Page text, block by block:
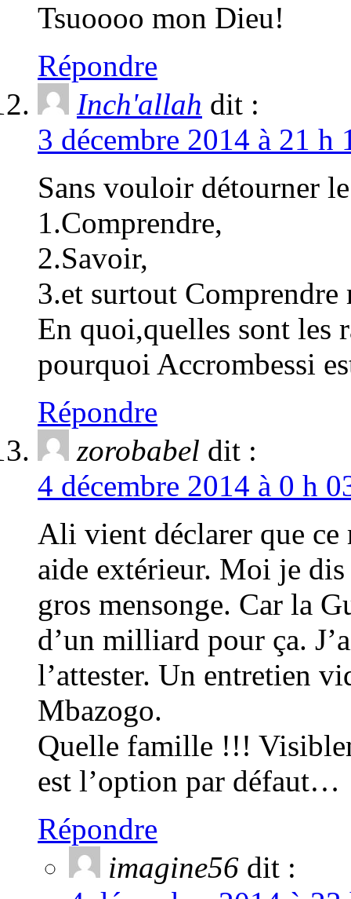
Tsuoooo mon Dieu!
Répondre
Inch'allah dit :
3 décembre 2014 à 21
Sans vouloir détourner
1.Comprendre,
2.Savoir,
3.et surtout
En quoi,quelles sont
pourquoi Accrombessi
Répondre
zorobabel dit :
4 décembre 2014 à 0 h
Ali vient déclarer que ce
aide extérieur. Moi je dis
gros mensonge. Car la
d’un milliard pour ça.
l’attester. Un entretien
Mbazogo.
Quelle famille !!!
est l’option par défaut…
Répondre
imagine56 dit :